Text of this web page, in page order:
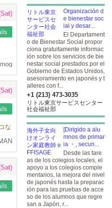
な
Organización d
e bienestar soc
ial y desar...
El Departament
o de Bienestar Social propor
ciona gratuitamente informac
ión sobre los servicios de bie
nestar social prestados por el
Gobierno de Estados Unidos,
asesoramiento en japonés y t
alleres con f...
+1 (213) 473-3035
リトル東京サービスセンター
社会福祉部
[Dirigido a alu
mnos de primar
ia ・, secun...
Desde las tare
as de los colegios locales, el
apoyo a los colegios comple
mentarios, la mejora del nivel
de japonés hasta la preparac
ión para las pruebas de acce
so de los alumnos que regre
san a Japón, r...